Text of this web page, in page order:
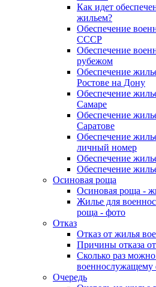
Как идет
жильем?
Обеспечение
СССР
Обеспечение
рубежом
Обеспечение
Ростове на Дону
Обеспечение
Самаре
Обеспечение
Саратове
Обеспечение
личный номер
Обеспечение
Обеспечение
Осиновая роща
Осиновая роща -
Жилье для
роща - фото
Отказ
Отказ от жилья
Причины отказа
Сколько раз можно
военнослужащему
Очередь